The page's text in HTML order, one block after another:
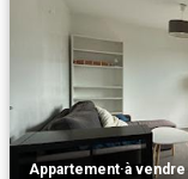
Appartement·à vendre